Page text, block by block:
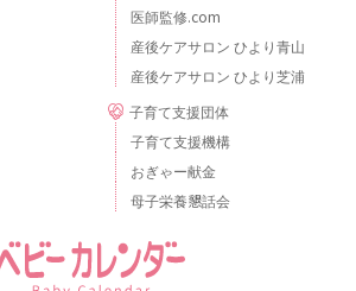
医師監修.com
産後ケアサロン ひより青山
産後ケアサロン ひより芝浦
子育て支援団体
子育て支援機構
おぎゃー献金
母子栄養懇話会